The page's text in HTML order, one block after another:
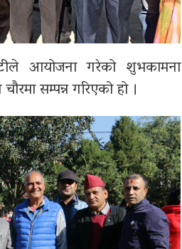
आयोजना गरेको शुभकामना
सम्पन्न गरिएको हो ।